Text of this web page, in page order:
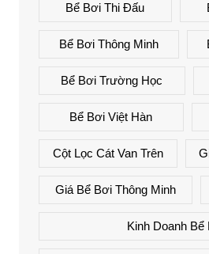
Bể Bơi Thi Đấu
Bể Bơi Thông Minh
Bể Bơi Trường Học
Bể Bơi Việt Hàn
Cột Lọc Cát Van Trên
Giá Bể Bơi Thông Minh
Kinh Doanh Bể